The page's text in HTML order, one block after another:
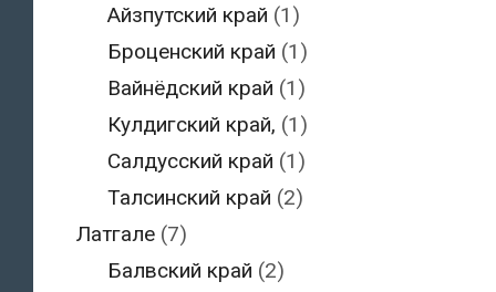
Айзпутский край (1)
Броценский край (1)
Вайнёдский край (1)
Кулдигский край, (1)
Салдусский край (1)
Талсинский край (2)
Латгале(7)
Балвский край (2)